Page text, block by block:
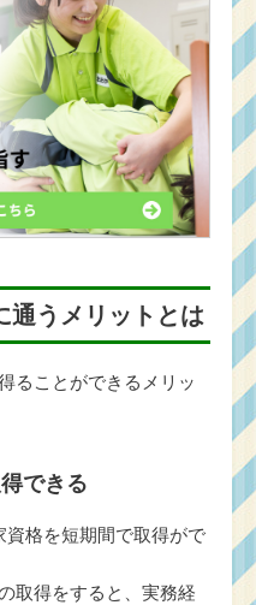
通うメリットとは
ることができるメリッ
できる
資格を短期間で取得がで
取得をすると、実務経